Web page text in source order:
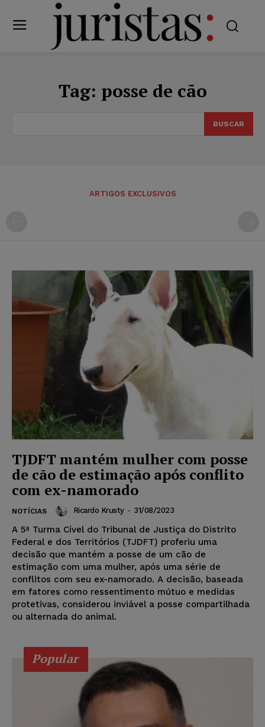
Tag: posse de cão
BUSCAR
ARTIGOS EXCLUSIVOS
TJDFT mantém mulher com posse
de cão de estimação após conflito
com ex-namorado
NOTÍCIAS Ricardo Krusty - 31/08/2023
A 5ª Turma Cível do Tribunal de Justiça do Distrito
Federal e dos Territórios (TJDFT) proferiu uma
decisão que mantém a posse de um cão de
estimação com uma mulher, após uma série de
conflitos com seu ex-namorado. A decisão, baseada
em fatores como ressentimento mútuo e medidas
protetivas, considerou inviável a posse compartilhada
ou alternada do animal.
Popular